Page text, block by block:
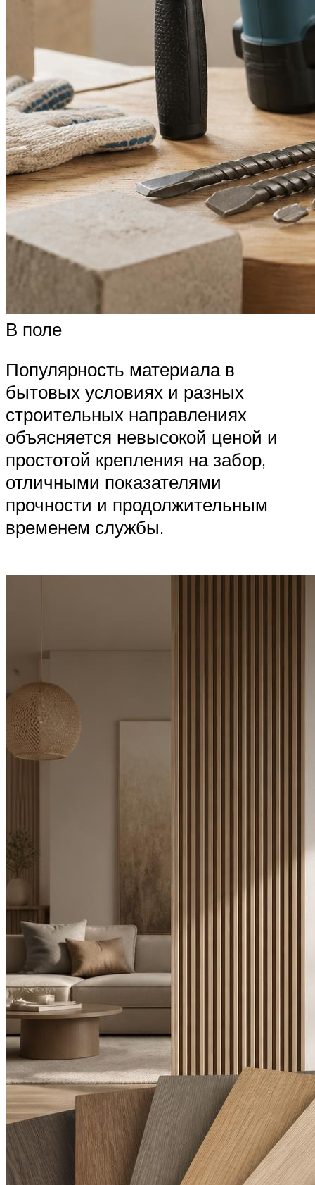
В поле
Популярность материала в
бытовых условиях и разных
строительных направлениях
объясняется невысокой ценой и
простотой крепления на забор,
отличными показателями
прочности и продолжительным
временем службы.